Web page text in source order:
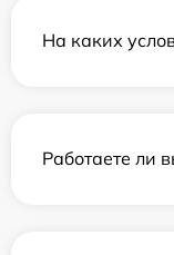
На каких
Работаете ли